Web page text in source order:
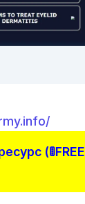
(🚦FREE